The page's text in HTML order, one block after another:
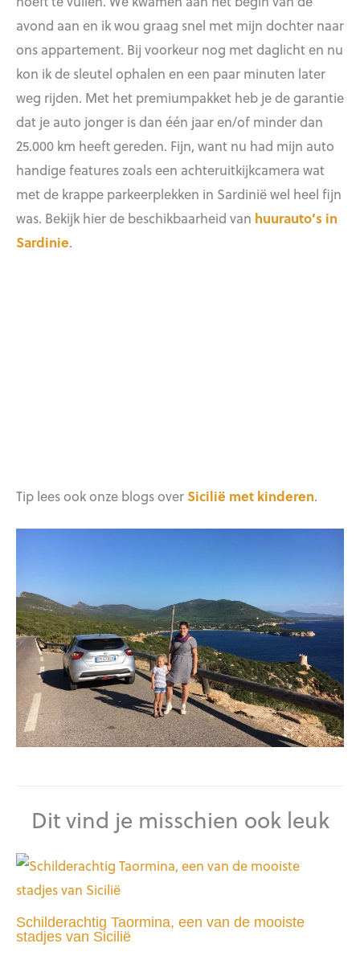
avond aan en ik wou graag snel met mijn dochter naar
ons appartement. Bij voorkeur nog met daglicht en nu
kon ik de sleutel ophalen en een paar minuten later
weg rijden. Met het premiumpakket heb je de garantie
dat je auto jonger is dan één jaar en/of minder dan
25.000 km heeft gereden. Fijn, want nu had mijn auto
handige features zoals een achteruitkijkcamera wat
met de krappe parkeerplekken in Sardinië wel heel fijn
was. Bekijk hier de beschikbaarheid van huurauto’s in
Sardinie.
Tip lees ook onze blogs over Sicilië met kinderen.
Dit vind je misschien ook leuk
Schilderachtig Taormina, een van de mooiste
stadjes van Sicilië